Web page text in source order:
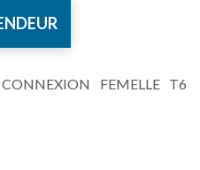
FEMELLE T6